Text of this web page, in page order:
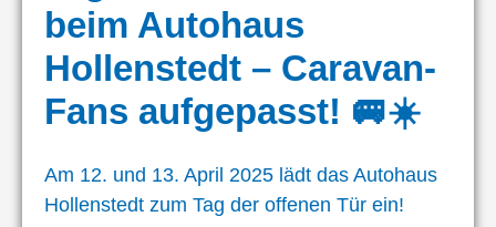
beim Autohaus
Hollenstedt – Caravan-
Fans aufgepasst! 🚐☀️
Am 12. und 13. April 2025 lädt das Autohaus
Hollenstedt zum Tag der offenen Tür ein!